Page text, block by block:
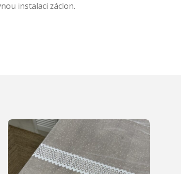
instalaci záclon.